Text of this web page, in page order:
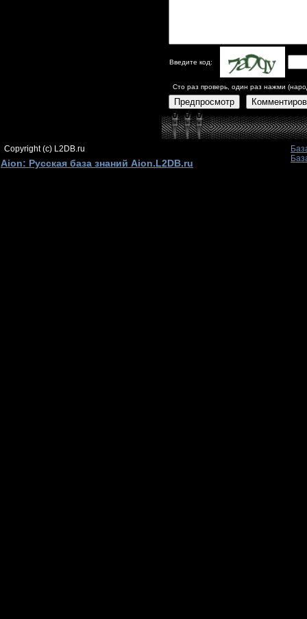
Введите код:
Сто раз проверь, один раз нажми
Предпросмотр
Copyright (c) L2DB.ru
Aion: Русская база знаний Aion.L2DB.ru